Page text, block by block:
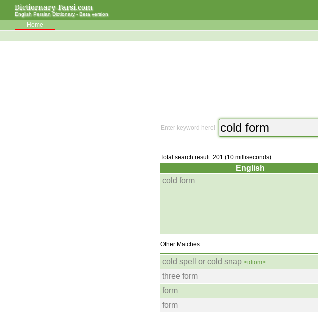
Dictiornary-Farsi.com
English Persian Dictionary - Beta version
Home
Enter keyword here!
Total search result: 201 (10 milliseconds)
English
cold form
Other Matches
cold spell or cold snap <idiom>
three form
form
form